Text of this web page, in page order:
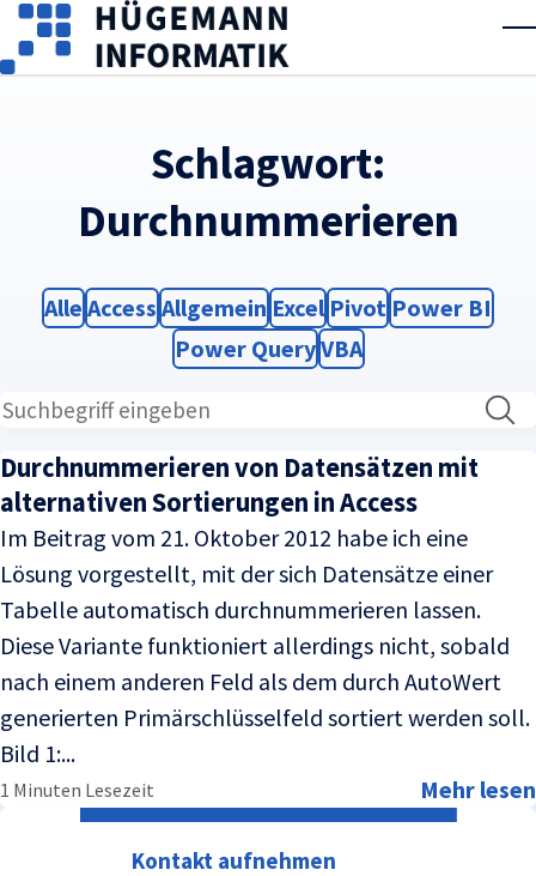
Skip to main content
Schlagwort:
Durchnummerieren
Filter
Alle Filter
Access Filter
Allgemein Filter
Excel Filter
Pivot Filter
Power BI
Filter
Power QueryFilter
VBA
Durchnummerieren von Datensätzen mit
alternativen Sortierungen in Access
Im Beitrag vom 21. Oktober 2012 habe ich eine
Lösung vorgestellt, mit der sich Datensätze einer
Tabelle automatisch durchnummerieren lassen.
Diese Variante funktioniert allerdings nicht, sobald
nach einem anderen Feld als dem durch AutoWert
generierten Primärschlüsselfeld sortiert werden soll.
Bild 1:...
1 Minuten Lesezeit Mehr lesen
Kontakt aufnehmen